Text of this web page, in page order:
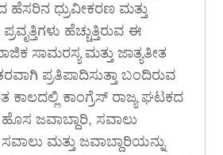
ಧ್ರುವೀಕರಣ ಮತ್ತು
ಹೆಚ್ಚುತ್ತಿರುವ ಈ
ಸಾಮರಸ್ಯ ಮತ್ತು ಜಾತ್ಯತೀತ
ಪ್ರತಿಪಾದಿಸುತ್ತಾ ಬಂದಿರುವ
ಕಾಲದಲ್ಲಿ ಕಾಂಗ್ರೆಸ್ ರಾಜ್ಯ ಘಟಕದ
ಹೊಸ ಜವಾಬ್ದಾರಿ, ಸವಾಲು
ಮತ್ತು ಜವಾಬ್ದಾರಿಯನ್ನು